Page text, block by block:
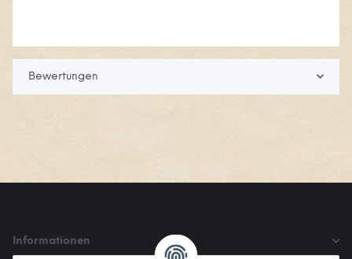
Bewertungen
Informationen